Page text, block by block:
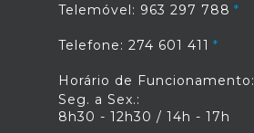
Telemóvel: 963 297 788
Telefone: 274 601 411
Horário de Funcionamento:
Seg. a Sex.:
8h30 - 12h30 / 14h - 17h